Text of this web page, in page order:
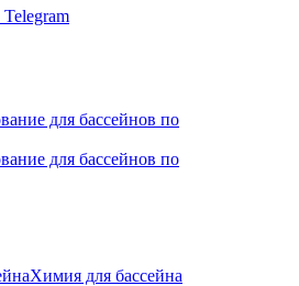
Telegram
Химия для бассейна